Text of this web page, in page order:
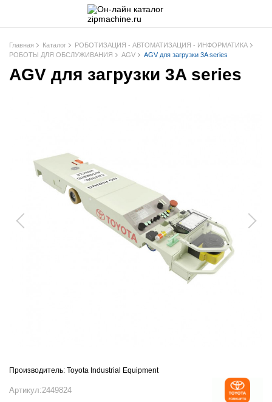
Главная Каталог
РОБОТИЗАЦИЯ - АВТОМАТИЗАЦИЯ - ИНФОРМАТИКА
РОБОТЫ ДЛЯ ОБСЛУЖИВАНИЯ
AGV AGV для загрузки 3A series
AGV для загрузки 3A series
Производитель: Toyota Industrial Equipment
Артикул:2449824